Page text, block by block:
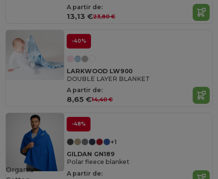
A partir de:
13,13 €23,80 €
-40%
LARKWOOD LW900
DOUBLE LAYER BLANKET
A partir de:
8,65 €14,40 €
-48%
+1
GILDAN GN189
Polar fleece blanket
A partir de:
Organic